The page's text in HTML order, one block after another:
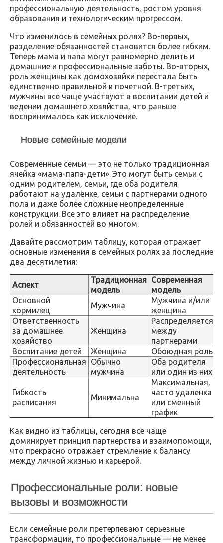
профессиональную деятельность, ростом уровня
образования и технологическим прогрессом.
Что изменилось в семейных ролях? Во-первых,
разделение обязанностей становится более гибким.
Теперь мама и папа могут равномерно делить и
домашние и профессиональные заботы. Во-вторых,
роль женщины как домохозяйки перестала быть
единственно правильной и почетной. В-третьих,
мужчины все чаще участвуют в воспитании детей и
ведении домашнего хозяйства, что раньше
воспринималось как исключение.
Новые семейные модели
Современные семьи — это не только традиционная
ячейка «мама-папа-дети». Это могут быть семьи с
одним родителем, семьи, где оба родителя
работают на удалёнке, семьи с партнерами одного
пола и даже более сложные неопределенные
конструкции. Все это влияет на распределение
ролей и обязанностей во многом.
Давайте рассмотрим таблицу, которая отражает
основные изменения в семейных ролях за последние
два десятилетия:
Аспект
Традиционная
модель
Современная
модель
Основной
кормилец
Мужчина
Мужчина и/или
женщина
Ответственность
за домашнее
хозяйство
Женщина
Распределяется
между
партнерами
Воспитание детей
Женщина
Обоюдная роль
Профессиональная
деятельность
Обычно
мужчина
Оба родителя
или один из них
Гибкость
расписания
Минимальна
Максимальная,
часто удаленка
или сменный
график
Как видно из таблицы, сегодня все чаще
доминирует принцип партнерства и взаимопомощи,
что прекрасно отражает стремление к балансу
между личной жизнью и карьерой.
Профессиональные роли: новые
вызовы и возможности
Если семейные роли претерпевают серьезные
трансформации, то профессиональные — не менее